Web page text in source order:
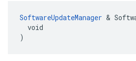
SoftwareUpdateManager &
  void
)